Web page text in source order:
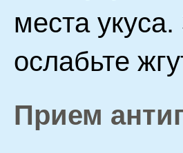
места
ослабьте
Прием